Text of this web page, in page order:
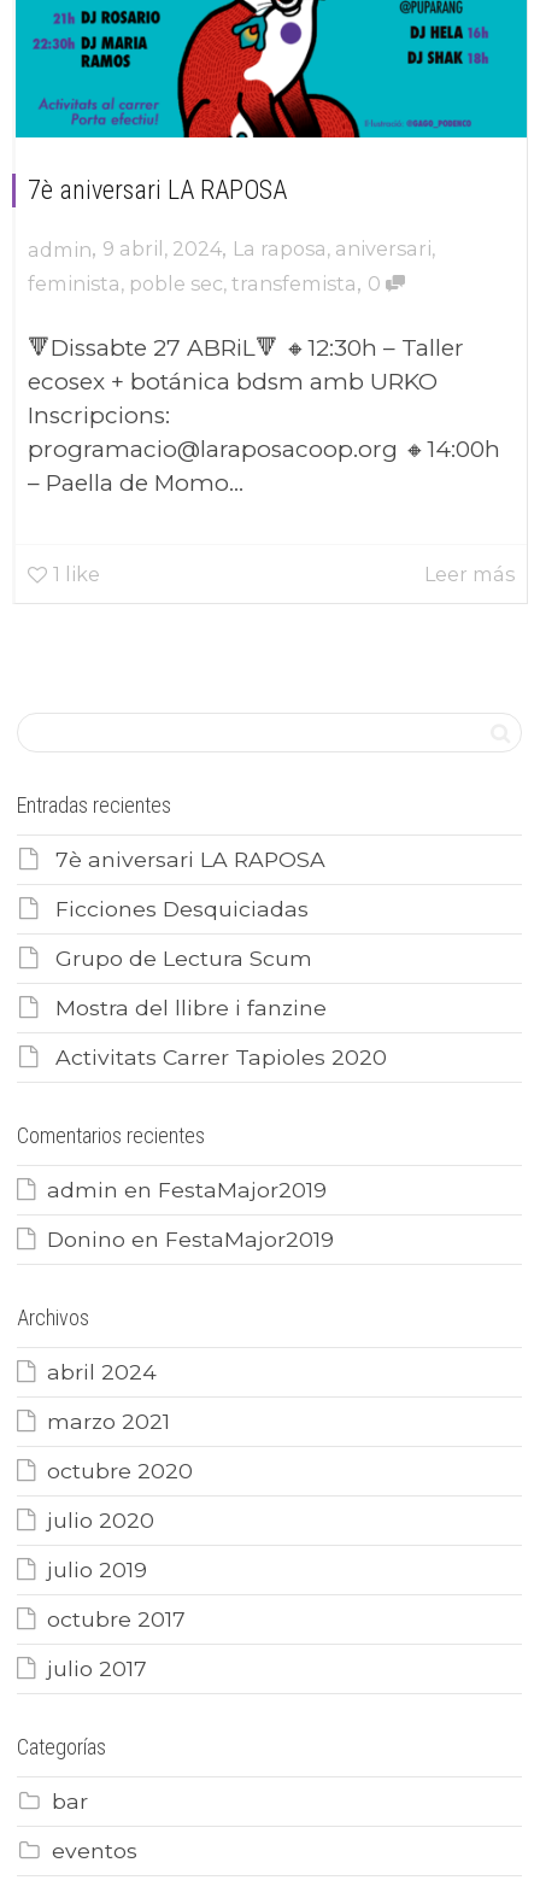
7è aniversari LA RAPOSA
admin, 9 abril, 2024, La raposa, aniversari,
feminista, poble sec, transfemista, 0
🔻Dissabte 27 ABRiL🔻 🔸12:30h – Taller
ecosex + botánica bdsm amb URKO
Inscripcions:
programacio@laraposacoop.org 🔸14:00h
– Paella de Momo...
1 like Leer más
Entradas recientes
7è aniversari LA RAPOSA
Ficciones Desquiciadas
Grupo de Lectura Scum
Mostra del llibre i fanzine
Activitats Carrer Tapioles 2020
Comentarios recientes
admin en FestaMajor2019
Donino en FestaMajor2019
Archivos
abril 2024
marzo 2021
octubre 2020
julio 2020
julio 2019
octubre 2017
julio 2017
Categorías
bar
eventos